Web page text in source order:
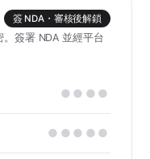
簽 NDA・審核後解鎖
簽署 NDA 並經平台
●●●●
●●●●●